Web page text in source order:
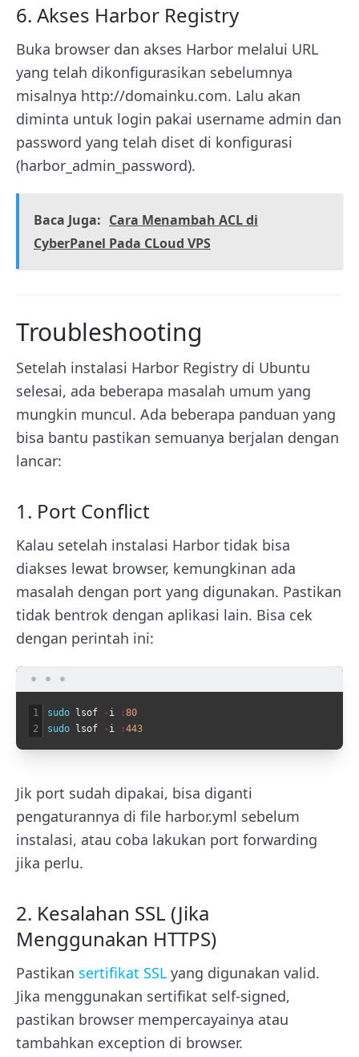
6. Akses Harbor Registry
Buka browser dan akses Harbor melalui URL
yang telah dikonfigurasikan sebelumnya
misalnya http://domainku.com. Lalu akan
diminta untuk login pakai username admin dan
password yang telah diset di konfigurasi
(harbor_admin_password).
Baca Juga: Cara Menambah ACL di
CyberPanel Pada CLoud VPS
Troubleshooting
Setelah instalasi Harbor Registry di Ubuntu
selesai, ada beberapa masalah umum yang
mungkin muncul. Ada beberapa panduan yang
bisa bantu pastikan semuanya berjalan dengan
lancar:
1. Port Conflict
Kalau setelah instalasi Harbor tidak bisa
diakses lewat browser, kemungkinan ada
masalah dengan port yang digunakan. Pastikan
tidak bentrok dengan aplikasi lain. Bisa cek
dengan perintah ini:
1
2
sudo lsof -i :80
sudo lsof -i :443
Jik port sudah dipakai, bisa diganti
pengaturannya di file harbor.yml sebelum
instalasi, atau coba lakukan port forwarding
jika perlu.
2. Kesalahan SSL (Jika
Menggunakan HTTPS)
Pastikan sertifikat SSL yang digunakan valid.
Jika menggunakan sertifikat self-signed,
pastikan browser mempercayainya atau
tambahkan exception di browser.